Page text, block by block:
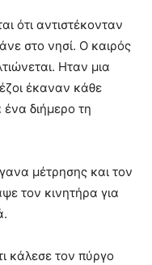
ότι αντιστέκονταν
στο νησί. Ο καιρός
Ηταν μια
έκαναν κάθε
διήμερο τη
μέτρησης και τον
τον κινητήρα για
κάλεσε τον πύργο